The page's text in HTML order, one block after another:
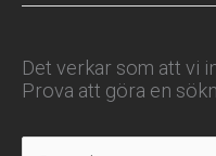
Det verkar som att vi
Prova att göra en